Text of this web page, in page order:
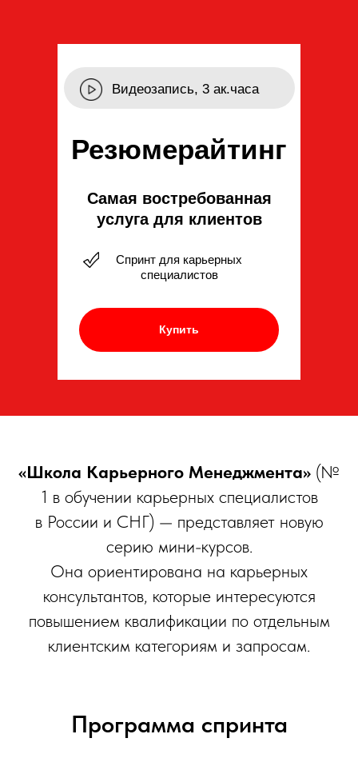
Резюмерайтинг
Самая востребованная
услуга для клиентов
Купить
Спринт для карьерных
специалистов
Видеозапись, 3 ак.часа
«Школа Карьерного Менеджмента» (№
1 в обучении карьерных специалистов
в России и СНГ) — представляет новую
серию мини-курсов.
Она ориентирована на карьерных
консультантов, которые интересуются
повышением квалификации по отдельным
клиентским категориям и запросам.
Программа спринта